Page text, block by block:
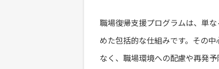
職場復帰支援プログラムは、単
めた包括的な仕組みです。その
なく、職場環境への配慮や再発